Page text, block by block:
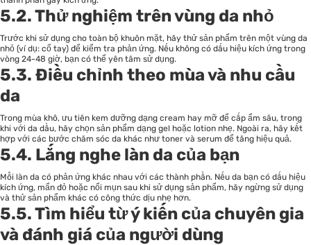
5.2. Thử nghiệm trên vùng da nhỏ
Trước khi sử dụng cho toàn bộ khuôn mặt, hãy thử sản phẩm trên một vùng da
nhỏ (ví dụ: cổ tay) để kiểm tra phản ứng. Nếu không có dấu hiệu kích ứng trong
vòng 24-48 giờ, bạn có thể yên tâm sử dụng.
5.3. Điều chỉnh theo mùa và nhu cầu
da
Trong mùa khô, ưu tiên kem dưỡng dạng cream hay mỡ để cấp ẩm sâu, trong
khi với da dầu, hãy chọn sản phẩm dạng gel hoặc lotion nhẹ. Ngoài ra, hãy kết
hợp với các bước chăm sóc da khác như toner và serum để tăng hiệu quả.
5.4. Lắng nghe làn da của bạn
Mỗi làn da có phản ứng khác nhau với các thành phần. Nếu da bạn có dấu hiệu
kích ứng, mẩn đỏ hoặc nổi mụn sau khi sử dụng sản phẩm, hãy ngừng sử dụng
và thử sản phẩm khác có công thức dịu nhẹ hơn.
5.5. Tìm hiểu từ ý kiến của chuyên gia
và đánh giá của người dùng